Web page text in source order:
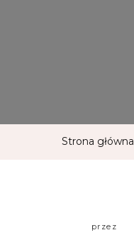
Strona główna
przez